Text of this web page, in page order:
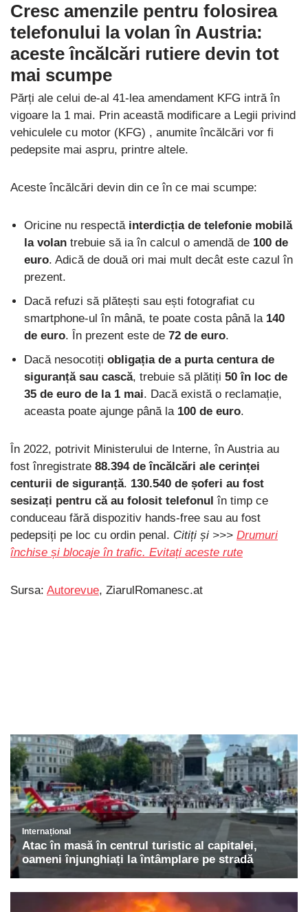
Cresc amenzile pentru folosirea
telefonului la volan în Austria:
aceste încălcări rutiere devin tot
mai scumpe
Părți ale celui de-al 41-lea amendament KFG intră în
vigoare la 1 mai. Prin această modificare a Legii privind
vehiculele cu motor (KFG) , anumite încălcări vor fi
pedepsite mai aspru, printre altele.
Aceste încălcări devin din ce în ce mai scumpe:
Oricine nu respectă interdicția de telefonie mobilă
la volan trebuie să ia în calcul o amendă de 100 de
euro. Adică de două ori mai mult decât este cazul în
prezent.
Dacă refuzi să plătești sau ești fotografiat cu
smartphone-ul în mână, te poate costa până la 140
de euro. În prezent este de 72 de euro.
Dacă nesocotiți obligația de a purta centura de
siguranță sau cască, trebuie să plătiți 50 în loc de
35 de euro de la 1 mai. Dacă există o reclamație,
aceasta poate ajunge până la 100 de euro.
În 2022, potrivit Ministerului de Interne, în Austria au
fost înregistrate 88.394 de încălcări ale cerinței
centurii de siguranță. 130.540 de șoferi au fost
sesizați pentru că au folosit telefonul în timp ce
conduceau fără dispozitiv hands-free sau au fost
pedepsiți pe loc cu ordin penal. Citiți și >>> Drumuri
închise și blocaje în trafic. Evitați aceste rute
Sursa: Autorevue, ZiarulRomanesc.at